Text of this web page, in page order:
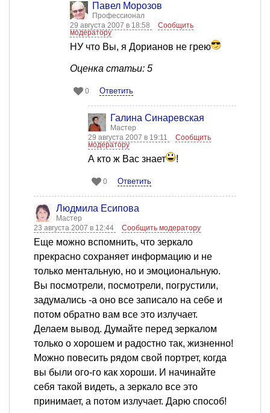
Павел Морозов
Профессионал
29 августа 2007 в 18:58
Сообщить
модератору
НУ что Вы, я Дорианов не грею
Оценка статьи: 5
0 Ответить
Галина Синаревская
Мастер
29 августа 2007 в 19:11
Сообщить
модератору
А кто ж Вас знает !
0 Ответить
Людмила Есипова
Мастер
23 августа 2007 в 12:44
Сообщить модератору
Еще можно вспомнить, что зеркало
прекрасно сохраняет информацию и не
только ментальную, но и эмоциональную.
Вы посмотрели, посмотрели, погрустили,
задумались -а оно все записало на себе и
потом обратно вам все это излучает.
Делаем вывод. Думайте перед зеркалом
только о хорошем и радостно так, жизненно!
Можно повесить рядом свой портрет, когда
вы были ого-го как хороши. И начинайте
себя такой видеть, а зеркало все это
принимает, а потом излучает. Дарю способ!